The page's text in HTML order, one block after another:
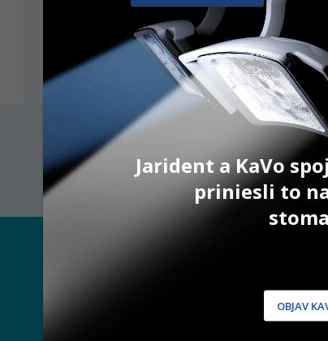
ZOBRAZIŤ PRODUKT
8 ks
5,70€
Pri kúpe 10 a
PRIDAŤ
ZÁKAZNÍCKA ZÓNA
Jarident a KaVo
priniesli to
OBJAV